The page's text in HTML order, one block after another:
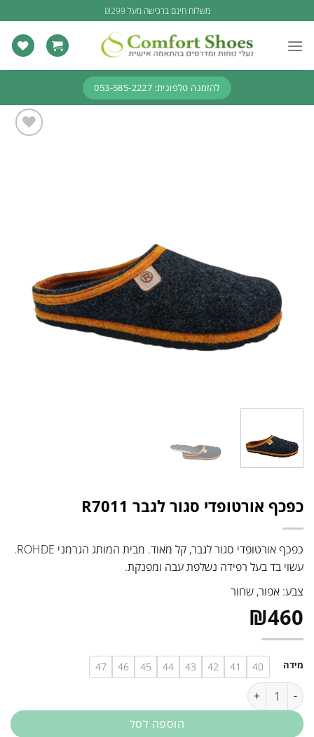
to
content
משלוח חינם ברכישה מעל ₪299
להזמנה טלפונית: 053-585-2227
כפכף אורטופדי סגור לגבר R7011
כפכף אורטופדי סגור לגבר, קל מאוד. מבית המותג הגרמני ROHDE.
עשוי בד בעל רפידה נשלפת עבה ומפנקת.
צבע: אפור, שחור
₪460
מידה 40
41
42
43
44
45
46
47
כמות של כפכף אורטופדי סגור לגבר R7011
הוספה לסל